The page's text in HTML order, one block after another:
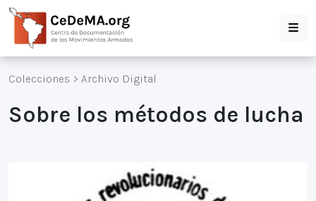
Colecciones > Archivo Digital
Sobre los métodos de lucha